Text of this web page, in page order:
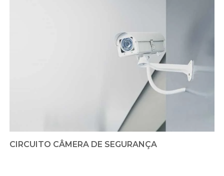
CIRCUITO CÂMERA DE SEGURANÇA